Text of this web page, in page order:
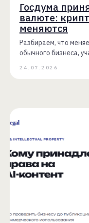
Госдума
валюте:
меняются
Разбираем, что
обычного бизнеса,
24.07.2026